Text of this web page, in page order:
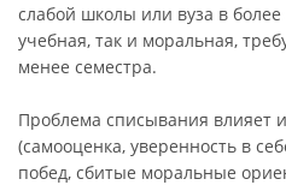
слабой школы или вуза в
учебная, так и моральная,
менее семестра.
Проблема списывания влияет
(самооценка, уверенность в
побед, сбитые моральные